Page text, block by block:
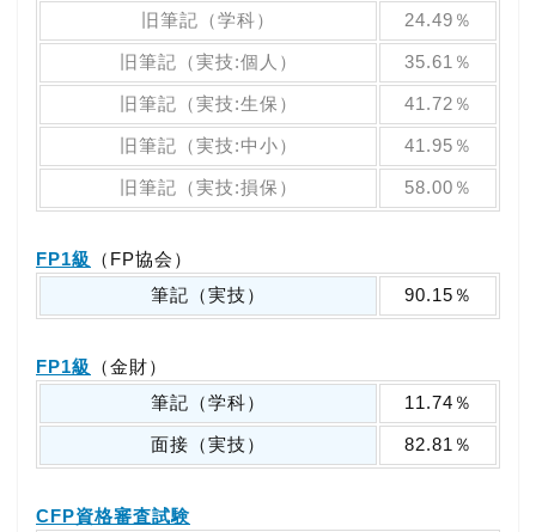
旧筆記（学科） 24.49％
旧筆記（実技:個人） 35.61％
旧筆記（実技:生保） 41.72％
旧筆記（実技:中小） 41.95％
旧筆記（実技:損保） 58.00％
FP1級
（FP協会）
筆記（実技）
90.15％
FP1級
（金財）
筆記（学科）
11.74％
面接（実技） 82.81％
CFP資格審査試験